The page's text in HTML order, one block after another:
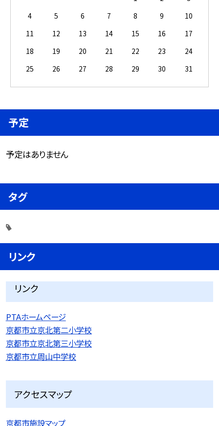
4
5 6 7 8 9
10
11
12 13 14 15 16
17
18
19 20 21 22 23
24
25
26 27 28 29 30 31
予定
予定はありません
タグ
リンク
リンク
PTAホームページ
京都市立京北第二小学校
京都市立京北第三小学校
京都市立周山中学校
アクセスマップ
京都市施設マップ